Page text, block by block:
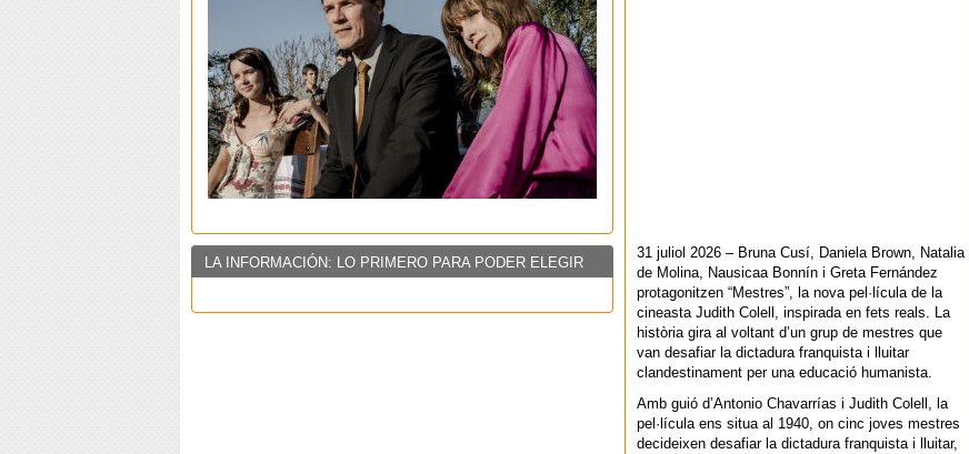
LA INFORMACIÓN: LO PRIMERO PARA PODER ELEGIR
31 juliol 2026 – Bruna Cusí, Daniela Brown, Natalia
de Molina, Nausicaa Bonnín i Greta Fernández
protagonitzen “Mestres”, la nova pel·lícula de la
cineasta Judith Colell, inspirada en fets reals. La
història gira al voltant d’un grup de mestres que
van desafiar la dictadura franquista i lluitar
clandestinament per una educació humanista.
Amb guió d’Antonio Chavarrías i Judith Colell, la
pel·lícula ens situa al 1940, on cinc joves mestres
decideixen desafiar la dictadura franquista i lluitar,